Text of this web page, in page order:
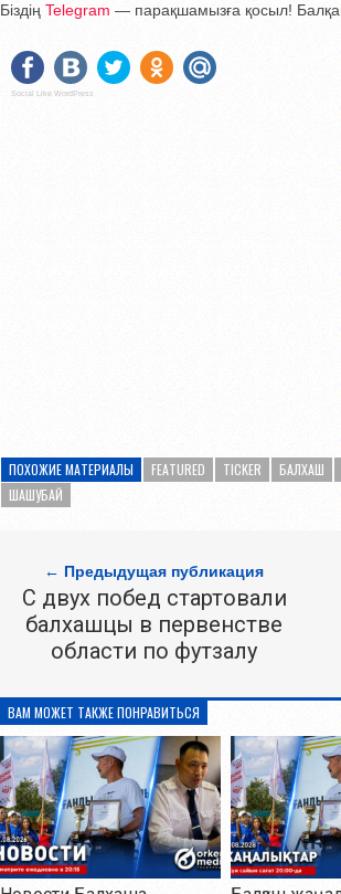
Біздің Telegram — парақшамызға қосыл!
Social Like WordPress
ПОХОЖИЕ МАТЕРИАЛЫ FEATURED TICKER БАЛХАШ
ШАШУБАЙ
← Предыдущая публикация
С двух побед стартовали
балхашцы в первенстве
области по футзалу
ВАМ МОЖЕТ ТАКЖЕ ПОНРАВИТЬСЯ